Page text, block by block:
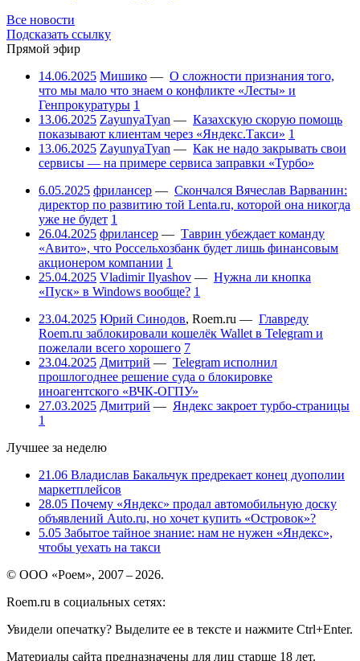
Все новости
Подсказать ссылку
Прямой эфир
14.06.2025 Мишико — О сложности признания того,
что мы мало что знаем о конфликте «Лесты» и
Генпрокуратуры 1
13.06.2025 ZayunyaTyan — Казахскую скорую помощь
показывают клиентам через «Яндекс.Такси» 1
13.06.2025 ZayunyaTyan — Как не надо закрывать свои
сервисы — на примере сервиса заправки «Турбо»
6.05.2025 фрилансер — Скончался Вячеслав Варванин:
директор по развитию той Lenta.ru, которой она никогда
уже не будет 1
26.04.2025 фрилансер — Таврин убеждает команду
«Авито», что Россельхозбанк будет лишь финансовым
акционером компании 1
25.04.2025 Vladimir Ilyashov — Нужна ли кнопка
«Пуск» в Windows вообще? 1
23.04.2025 Юрий Синодов, Roem.ru — Главреду
Roem.ru заблокировали кошелёк Wallet в Telegram и
пожелали всего хорошего 7
23.04.2025 Дмитрий — Telegram исполнил
прошлогоднее решение суда о блокировке
иноагентского «ВЧК-ОГПУ»
27.03.2025 Дмитрий — Яндекс закроет турбо-страницы
1
Лучшее за неделю
21.06 Владислав Бакальчук предрекает конец дуополии
маркетплейсов
28.05 Почему «Яндекс» продал автомобильную доску
объявлений Auto.ru, но хочет купить «Островок»?
5.05 Забытое тайное знание: нам не нужен «Яндекс»,
чтобы уехать на такси
© ООО «Роем», 2007 – 2026.
Roem.ru в социальных сетях:
Увидели опечатку? Выделите ее в тексте и нажмите Ctrl+Enter.
Материалы сайта предназначены для лиц старше 18 лет.